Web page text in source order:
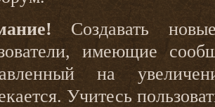
Создавать
имеющие
на
Учитесь